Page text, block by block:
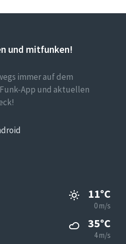
und mitfunken!
immer auf dem
App und aktuellen
11°C
0 m/s
35°C
4 m/s